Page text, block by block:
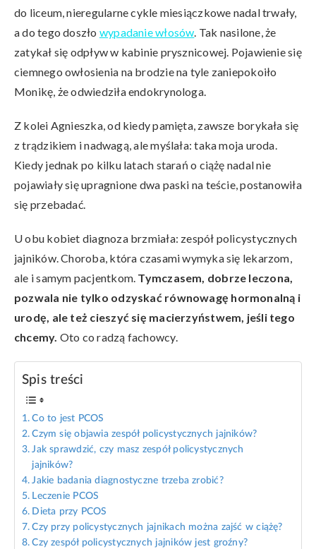
do liceum, nieregularne cykle miesiączkowe nadal trwały,
a do tego doszło wypadanie włosów . Tak nasilone, że
zatykał się odpływ w kabinie prysznicowej. Pojawienie się
ciemnego owłosienia na brodzie na tyle zaniepokoiło
Monikę, że odwiedziła endokrynologa.
Z kolei Agnieszka, od kiedy pamięta, zawsze borykała się
z trądzikiem i nadwagą, ale myślała: taka moja uroda.
Kiedy jednak po kilku latach starań o ciążę nadal nie
pojawiały się upragnione dwa paski na teście, postanowiła
się przebadać.
U obu kobiet diagnoza brzmiała: zespół policystycznych
jajników. Choroba, która czasami wymyka się lekarzom,
ale i samym pacjentkom. Tymczasem, dobrze leczona,
pozwala nie tylko odzyskać równowagę hormonalną i
urodę, ale też cieszyć się macierzyństwem, jeśli tego
chcemy. Oto co radzą fachowcy.
Spis treści
Co to jest PCOS
Czym się objawia zespół policystycznych jajników?
Jak sprawdzić, czy masz zespół policystycznych
jajników?
Jakie badania diagnostyczne trzeba zrobić?
Leczenie PCOS
Dieta przy PCOS
Czy przy policystycznych jajnikach można zajść w ciążę?
Czy zespół policystycznych jajników jest groźny?